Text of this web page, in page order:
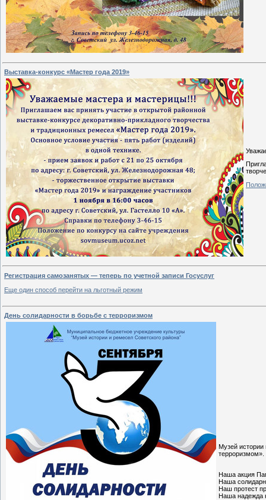
Выставка-конкурс «Мастер года 2019»
Регистрация самозанятых — теперь по учетной записи Госуслуг
Еще один способ перейти на льготный режим
День солидарности в борьбе с терроризмом
Музей
терроризмом».
Наша акция
Наша
Наш протест
Наша надежда